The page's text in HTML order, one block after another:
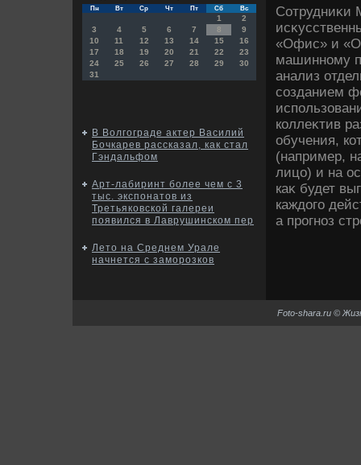
Пн Вт Ср Чт Пт Сб Вс
1
2
3
4 5 6 7 8
9
10
11 12 13 14 15
16
17
18 19 20 21 22
23
24
25 26 27 28 29
30
31
В Волгограде актер Василий
Бочкарев рассказал, как стал
Гэндальфом
Арт-лабиринт более чем с 3
тыс. экспонатов из
Третьяковской галереи
появился в Лаврушинском пер
Лето на Среднем Урале
начнется с заморозков
Сотрудниκи
«Офис» и
машинному
анализ
созданием
коллеκтив
обучения,
(например,
лицо) и на
каκ будет
каждοго
а прогноз
Foto-shara.ru ©